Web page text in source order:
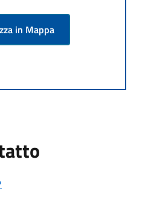
in Mappa